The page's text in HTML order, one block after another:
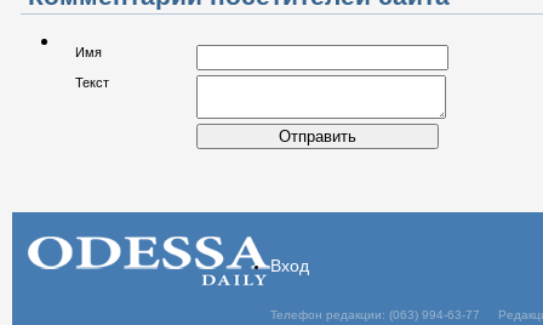
Имя
Текст
Отправить
Вход
Телефон редакции: (063) 994-63-77